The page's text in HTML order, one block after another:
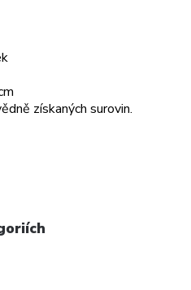
získaných surovin.